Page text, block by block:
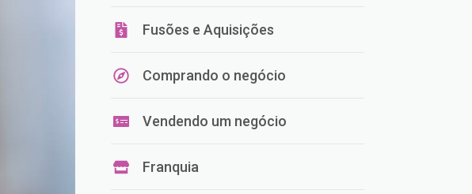
Fusões e Aquisições
Comprando o negócio
Vendendo um negócio
Franquia